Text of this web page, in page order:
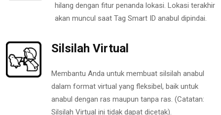
hilang dengan fitur penanda lokasi. Lokasi terakhir
akan muncul saat Tag Smart ID anabul dipindai.
Silsilah Virtual
Membantu Anda untuk membuat silsilah anabul
dalam format virtual yang fleksibel, baik untuk
anabul dengan ras maupun tanpa ras. (Catatan:
Silsilah Virtual ini tidak dapat dicetak).